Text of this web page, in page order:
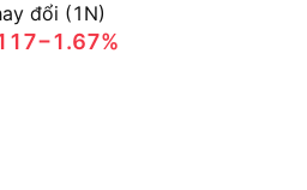
đổi (1N)
−1.67%